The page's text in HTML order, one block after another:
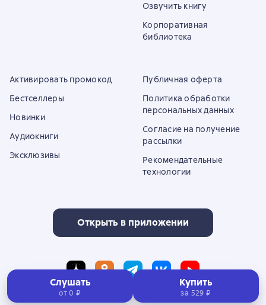
Слушать
от 0 ₽
Купить
за 529 ₽
Озвучить книгу
Корпоративная
библиотека
Активировать промокод
Бестселлеры
Новинки
Аудиокниги
Эксклюзивы
Публичная оферта
Политика обработки
персональных данных
Согласие на получение
рассылки
Рекомендательные
технологии
Открыть в приложении